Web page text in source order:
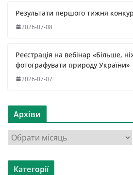
Результати першого тижня
2026-07-08
Реєстрація на вебінар «Більше,
фотографувати природу України»
2026-07-07
Архіви
р
х
Категорії